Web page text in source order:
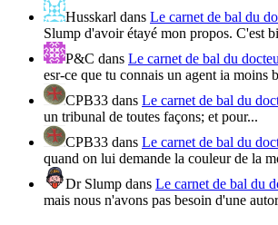
Husskarl dans Le carnet de bal du
Slump d'avoir étayé mon propos. C'est
P&C dans Le carnet de bal du
esr-ce que tu connais un agent ia moins
CPB33 dans Le carnet de bal du
un tribunal de toutes façons; et pour...
CPB33 dans Le carnet de bal du
quand on lui demande la couleur de la
Dr Slump dans Le carnet de bal du
mais nous n'avons pas besoin d'une